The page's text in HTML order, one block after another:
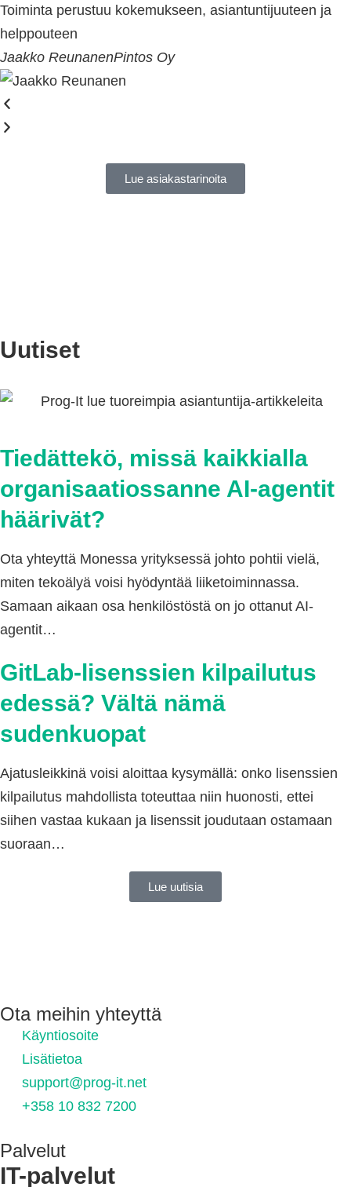
Toiminta perustuu kokemukseen, asiantuntijuuteen ja
helppouteen
Jaakko ReunanenPintos Oy
Lue asiakastarinoita
Uutiset
Tiedättekö, missä kaikkialla
organisaatiossanne AI-agentit
häärivät?
Ota yhteyttä Monessa yrityksessä johto pohtii vielä,
miten tekoälyä voisi hyödyntää liiketoiminnassa.
Samaan aikaan osa henkilöstöstä on jo ottanut AI-
agentit…
GitLab-lisenssien kilpailutus
edessä? Vältä nämä
sudenkuopat
Ajatusleikkinä voisi aloittaa kysymällä: onko lisenssien
kilpailutus mahdollista toteuttaa niin huonosti, ettei
siihen vastaa kukaan ja lisenssit joudutaan ostamaan
suoraan…
Lue uutisia
Ota meihin yhteyttä
Käyntiosoite
Lisätietoa
support@prog-it.net
+358 10 832 7200
Palvelut
IT-palvelut